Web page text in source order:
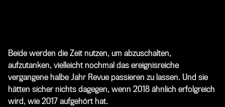
Beide werden die Zeit nutzen, um abzuschalten,
aufzutanken, vielleicht nochmal das ereignisreiche
vergangene halbe Jahr Revue passieren zu lassen. Und sie
hätten sicher nichts dagegen, wenn 2018 ähnlich erfolgreich
wird, wie 2017 aufgehört hat.